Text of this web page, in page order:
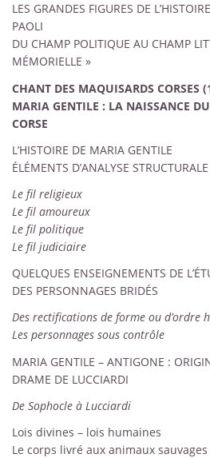
LES GRANDES FIGURES DE
PAOLI
DU CHAMP POLITIQUE AU CHAMP
MÉMORIELLE »
CHANT DES MAQUISARDS CORSES
MARIA GENTILE : LA NAISSANCE
CORSE
L’HISTOIRE DE MARIA GENTILE
ÉLÉMENTS D’ANALYSE STRUCTURALE
Le fil religieux
Le fil amoureux
Le fil politique
Le fil judiciaire
QUELQUES ENSEIGNEMENTS DE
DES PERSONNAGES BRIDÉS
Des rectifications de forme ou d’ordre
Les personnages sous contrôle
MARIA GENTILE – ANTIGONE :
DRAME DE LUCCIARDI
De Sophocle à Lucciardi
Lois divines – lois humaines
Le corps livré aux animaux sauvages